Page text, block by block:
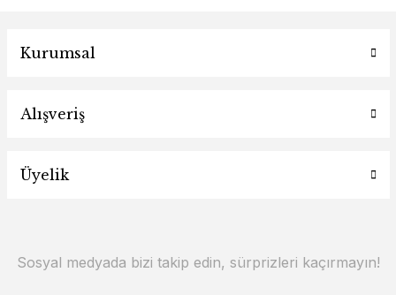
Kurumsal
Alışveriş
Üyelik
Sosyal medyada bizi takip edin, sürprizleri kaçırmayın!